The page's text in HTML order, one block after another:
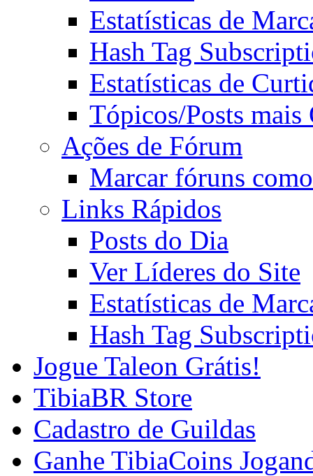
Estatísticas de
Hash Tag
Estatísticas de
Tópicos/Posts mais
Ações de Fórum
Marcar fóruns
Links Rápidos
Posts do Dia
Ver Líderes do Site
Estatísticas de
Hash Tag
Jogue Taleon Grátis!
TibiaBR Store
Cadastro de Guildas
Ganhe TibiaCoins